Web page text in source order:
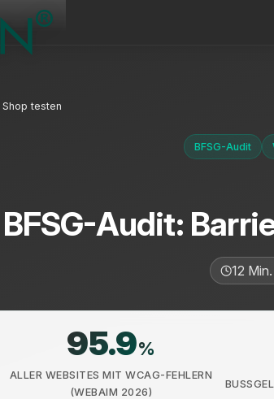
testen
BFSG-Audit
BFSG-Audit:
12
95.9%
ALLER WEBSITES MIT WCAG-FEHLERN
(WEBAIM 2026)